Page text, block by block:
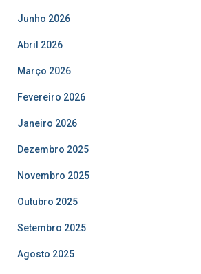
Junho 2026
Abril 2026
Março 2026
Fevereiro 2026
Janeiro 2026
Dezembro 2025
Novembro 2025
Outubro 2025
Setembro 2025
Agosto 2025